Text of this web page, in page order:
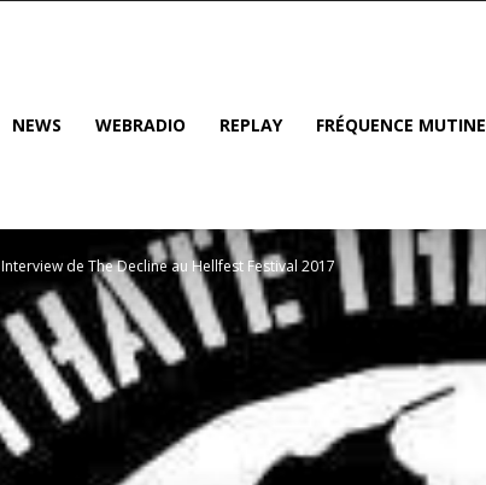
NEWS WEBRADIO REPLAY FRÉQUENCE MUTINE
Interview de The Decline au Hellfest Festival 2017